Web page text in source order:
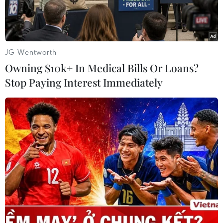
1975, ở phường Bạch Mai, quận Hai Bà Trưng,
Hà Nội) về tội “Lừa đảo chiếm đoạt tài sản.”
Theo cáo trạng, giả danh là con cháu lãnh đạo
chiếm đoạt nhiều tỷ đồng. Cụ thể, tháng 2/2011,
thông qua mối quan hệ xã hội, Hùng làm quen
với ông Phạm Trần Hà (sinh năm 1956, ở
phường Quảng An, quận Tây Hồ, Hà Nội).
Hùng nói với ông Hà rằng Hùng là con cháu của
một lãnh đạo cao cấp trong ngành công an, có
thể mua được nhiều suất đất trong tiêu chuẩn
ngoại giao với giá rất rẻ ở thành phố Điện Biên
(tỉnh Điện Biên), huyện Từ Liêm, quận Cầu Giấy
(Hà Nội), Tuần Châu (Quảng Ninh).
JG Wentworth
Owning $10k+ In Medical Bills Or Loans?
Stop Paying Interest Immediately